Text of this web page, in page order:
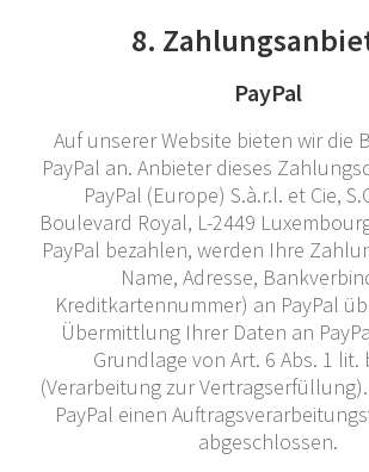
8.
PayPal
Auf unserer Website bieten wir die
PayPal an. Anbieter dieses
PayPal (Europe) S.à.r.l. et Cie,
Boulevard Royal, L-2449
PayPal bezahlen, werden Ihre
Name, Adresse,
Kreditkartennummer) an PayPal
Übermittlung Ihrer Daten an
Grundlage von Art. 6 Abs. 1 lit.
(Verarbeitung zur
PayPal einen
abgeschlossen.